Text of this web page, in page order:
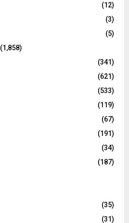
(12)
(3)
(5)
(1,858)
(341)
(621)
(533)
(119)
(67)
(191)
(34)
(187)
(35)
(31)